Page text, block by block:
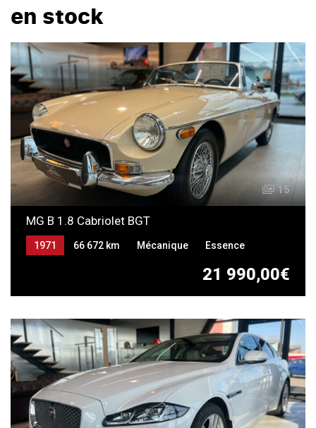
en stock
15
MG B 1.8 Cabriolet BGT
21 990,00€
1971 66 672 km Mécanique Essence